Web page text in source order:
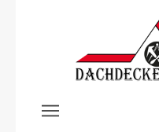
Zum Hauptinhalt